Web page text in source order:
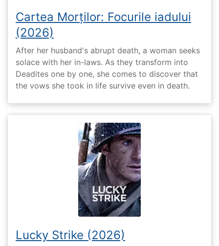
Cartea Morților: Focurile iadului
(2026)
After her husband's abrupt death, a woman seeks
solace with her in-laws. As they transform into
Deadites one by one, she comes to discover that
the vows she took in life survive even in death.
Lucky Strike (2026)